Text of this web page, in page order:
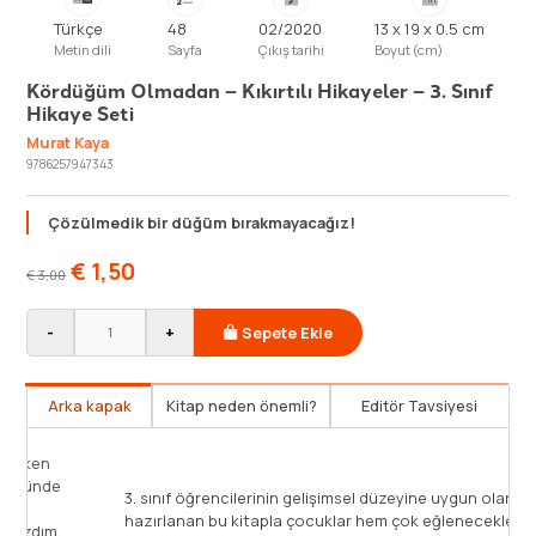
Türkçe
Metin dili
48
Sayfa
02/2020
Çıkış tarihi
13 x 19 x 0.5 cm
Boyut (cm)
Kördüğüm Olmadan – Kıkırtılı Hikayeler – 3. Sınıf
Hikaye Seti
Murat Kaya
9786257947343
Çözülmedik bir düğüm bırakmayacağız!
€3,00 € 1,50
- + Sepete Ekle
Arka kapak Kitap neden önemli? Editör Tavsiyesi
Yağız benim en yakın arkadaşımdır. Onunla beraberken
çok eğleniyoruz. Can sıkıntısından bunaldığım bir günde
ailece bize geleceklerini öğrendim. Üstelik iki gün
kalacaklardı. Daha mutlu bir haber, herhâlde alamazdım.
3.